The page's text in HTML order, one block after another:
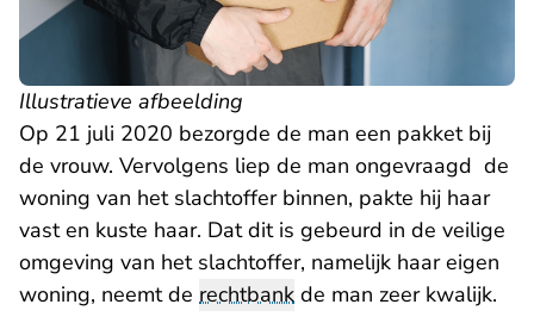
Illustratieve afbeelding
Op 21 juli 2020 bezorgde de man een pakket bij
de vrouw. Vervolgens liep de man ongevraagd de
woning van het slachtoffer binnen, pakte hij haar
vast en kuste haar. Dat dit is gebeurd in de veilige
omgeving van het slachtoffer, namelijk haar eigen
woning, neemt de rechtbank de man zeer kwalijk.